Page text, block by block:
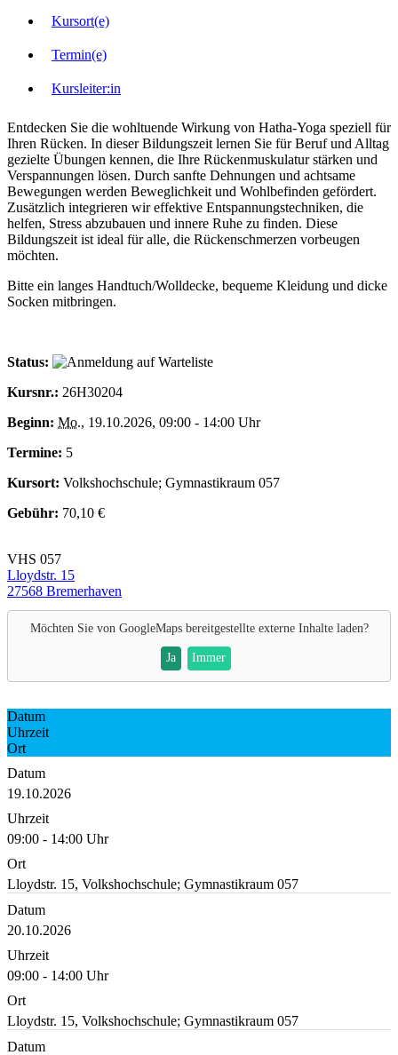
Kursort(e)
Termin(e)
Kursleiter:in
Entdecken Sie die wohltuende Wirkung von Hatha-Yoga speziell für
Ihren Rücken. In dieser Bildungszeit lernen Sie für Beruf und Alltag
gezielte Übungen kennen, die Ihre Rückenmuskulatur stärken und
Verspannungen lösen. Durch sanfte Dehnungen und achtsame
Bewegungen werden Beweglichkeit und Wohlbefinden gefördert.
Zusätzlich integrieren wir effektive Entspannungstechniken, die
helfen, Stress abzubauen und innere Ruhe zu finden. Diese
Bildungszeit ist ideal für alle, die Rückenschmerzen vorbeugen
möchten.
Bitte ein langes Handtuch/Wolldecke, bequeme Kleidung und dicke
Socken mitbringen.
Status:
Kursnr.: 26H30204
Beginn: Mo., 19.10.2026, 09:00 - 14:00 Uhr
Termine: 5
Kursort: Volkshochschule; Gymnastikraum 057
Gebühr: 70,10 €
VHS 057
Lloydstr. 15
27568 Bremerhaven
Möchten Sie von GoogleMapsbereitgestellte externe Inhalte laden?
Ja Immer
Datum
Uhrzeit
Ort
Datum
19.10.2026
Uhrzeit
09:00 - 14:00 Uhr
Ort
Lloydstr. 15, Volkshochschule; Gymnastikraum 057
Datum
20.10.2026
Uhrzeit
09:00 - 14:00 Uhr
Ort
Lloydstr. 15, Volkshochschule; Gymnastikraum 057
Datum